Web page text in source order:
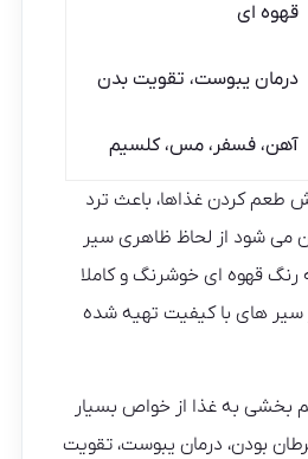
قهوه ای
درمان یبوست، تقویت بدن
آهن، فسفر، مس، کلسیم
طعم کردن غذاها، باعث ترد
می شود از لحاظ ظاهری سیر
قهوه ای خوشرنگ و کاملا
های با کیفیت تهیه شده
بخشی به غذا از خواص بسیار
بودن، درمان یبوست، تقویت